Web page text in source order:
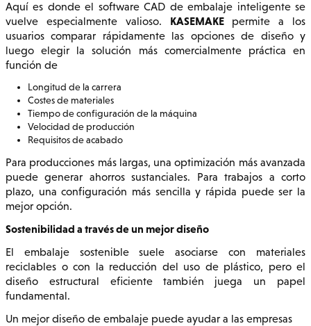
Aquí es donde el software CAD de embalaje inteligente se
vuelve especialmente valioso. KASEMAKEpermite a los
usuarios comparar rápidamente las opciones de diseño y
luego elegir la solución más comercialmente práctica en
función de
Longitud de la carrera
Costes de materiales
Tiempo de configuración de la máquina
Velocidad de producción
Requisitos de acabado
Para producciones más largas, una optimización más avanzada
puede generar ahorros sustanciales. Para trabajos a corto
plazo, una configuración más sencilla y rápida puede ser la
mejor opción.
Sostenibilidad a través de un mejor diseño
El embalaje sostenible suele asociarse con materiales
reciclables o con la reducción del uso de plástico, pero el
diseño estructural eficiente también juega un papel
fundamental.
Un mejor diseño de embalaje puede ayudar a las empresas